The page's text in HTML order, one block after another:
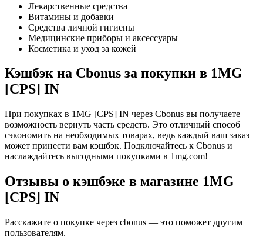
Лекарственные средства
Витамины и добавки
Средства личной гигиены
Медицинские приборы и аксессуары
Косметика и уход за кожей
Кэшбэк на Cbonus за покупки в 1MG
[CPS] IN
При покупках в 1MG [CPS] IN через Cbonus вы получаете
возможность вернуть часть средств. Это отличный способ
сэкономить на необходимых товарах, ведь каждый ваш заказ
может принести вам кэшбэк. Подключайтесь к Cbonus и
наслаждайтесь выгодными покупками в 1mg.com!
Отзывы о кэшбэке в магазине 1MG
[CPS] IN
Расскажите о покупке через cbonus — это поможет другим
пользователям.